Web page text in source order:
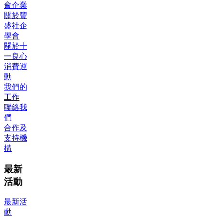
會企業
關於豐
盛社企
學會
關於十
一良心
消費運
動
我們的
工作
聯絡我
們
合作及
支持機
構
最新
活動
最新活
動